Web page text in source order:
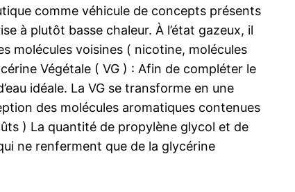
comme véhicule de concepts présents
à plutôt basse chaleur. À l’état gazeux, il
molécules voisines ( nicotine, molécules
Végétale ( VG ) : Afin de compléter le
idéale. La VG se transforme en une
des molécules aromatiques contenues
) La quantité de propylène glycol et de
ne renferment que de la glycérine